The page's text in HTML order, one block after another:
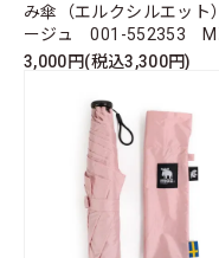
み傘（エルクシルエット
ージュ 001-552353
3,000円(税込3,300円)